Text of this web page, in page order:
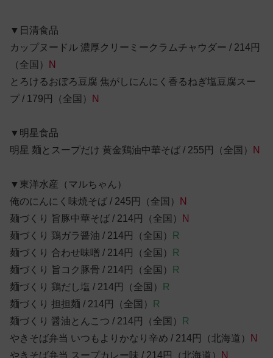
▼日清食品
カップヌードル 濃厚クリーミークラムチャウダー / 214円
（全国）
N
とろけるおぼろ豆腐 焦がしにんにく香るねぎ塩豆腐スー
プ / 179円（全国）
N
▼明星食品
明星 麺とスープだけ 黄金鶏油中華そば / 255円（全国）
N
▼東洋水産（マルちゃん）
俺のにんにく味焼そば / 245円（全国）
N
麺づくり 旨豚中華そば / 214円（全国）
N
麺づくり 鶏ガラ醤油 / 214円（全国）
R
麺づくり 合わせ味噌 / 214円（全国）
R
麺づくり 旨コク豚骨 / 214円（全国）
R
麺づくり 鶏だし塩 / 214円（全国）
R
麺づくり 担担麺 / 214円（全国）
R
麺づくり 醤油とんこつ / 214円（全国）
R
やきそば弁当 いつもよりかなり辛め / 214円（北海道）
N
やきそば弁当 スープカレー味 / 214円（北海道）
N